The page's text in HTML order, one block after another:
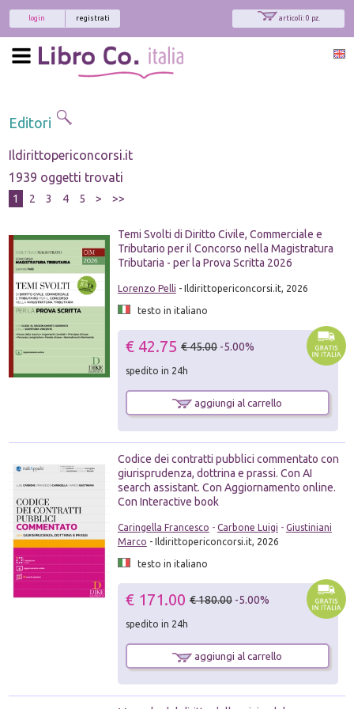
articoli: 0 pz.
registrati
login
Editori
Ildirittopericoncorsi.it
1939 oggetti trovati
1 2 3 4 5 > >>
Temi Svolti di Diritto Civile, Commerciale e
Tributario per il Concorso nella Magistratura
Tributaria - per la Prova Scritta 2026
Lorenzo Pelli - Ildirittopericoncorsi.it, 2026
testo in italiano
€ 42.75 € 45.00 -5.00%
spedito in 24h
aggiungi al carrello
Codice dei contratti pubblici commentato con
giurisprudenza, dottrina e prassi. Con AI
search assistant. Con Aggiornamento online.
Con Interactive book
Caringella Francesco - Carbone Luigi - Giustiniani
Marco - Ildirittopericoncorsi.it, 2026
testo in italiano
€ 171.00 € 180.00 -5.00%
spedito in 24h
aggiungi al carrello